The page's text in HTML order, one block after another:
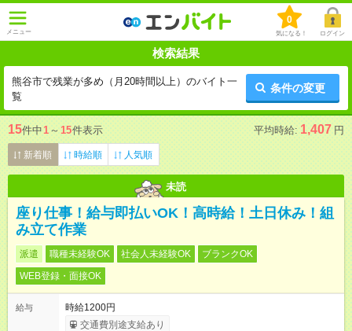
メニュー
0
気になる！ ログイン
検索結果
熊谷市で残業が多め（月20時間以上）のバイト一
覧
条件の変更
15件中1 ～ 15件表示 平均時給: 1,407 円
新着順 時給順 人気順
未読
座り仕事！給与即払いOK！高時給！土日休み！組
み立て作業
派遣 職種未経験OK 社会人未経験OK
ブランクOK
WEB登録・面接OK
給与
時給1200円
交通費別途支給あり